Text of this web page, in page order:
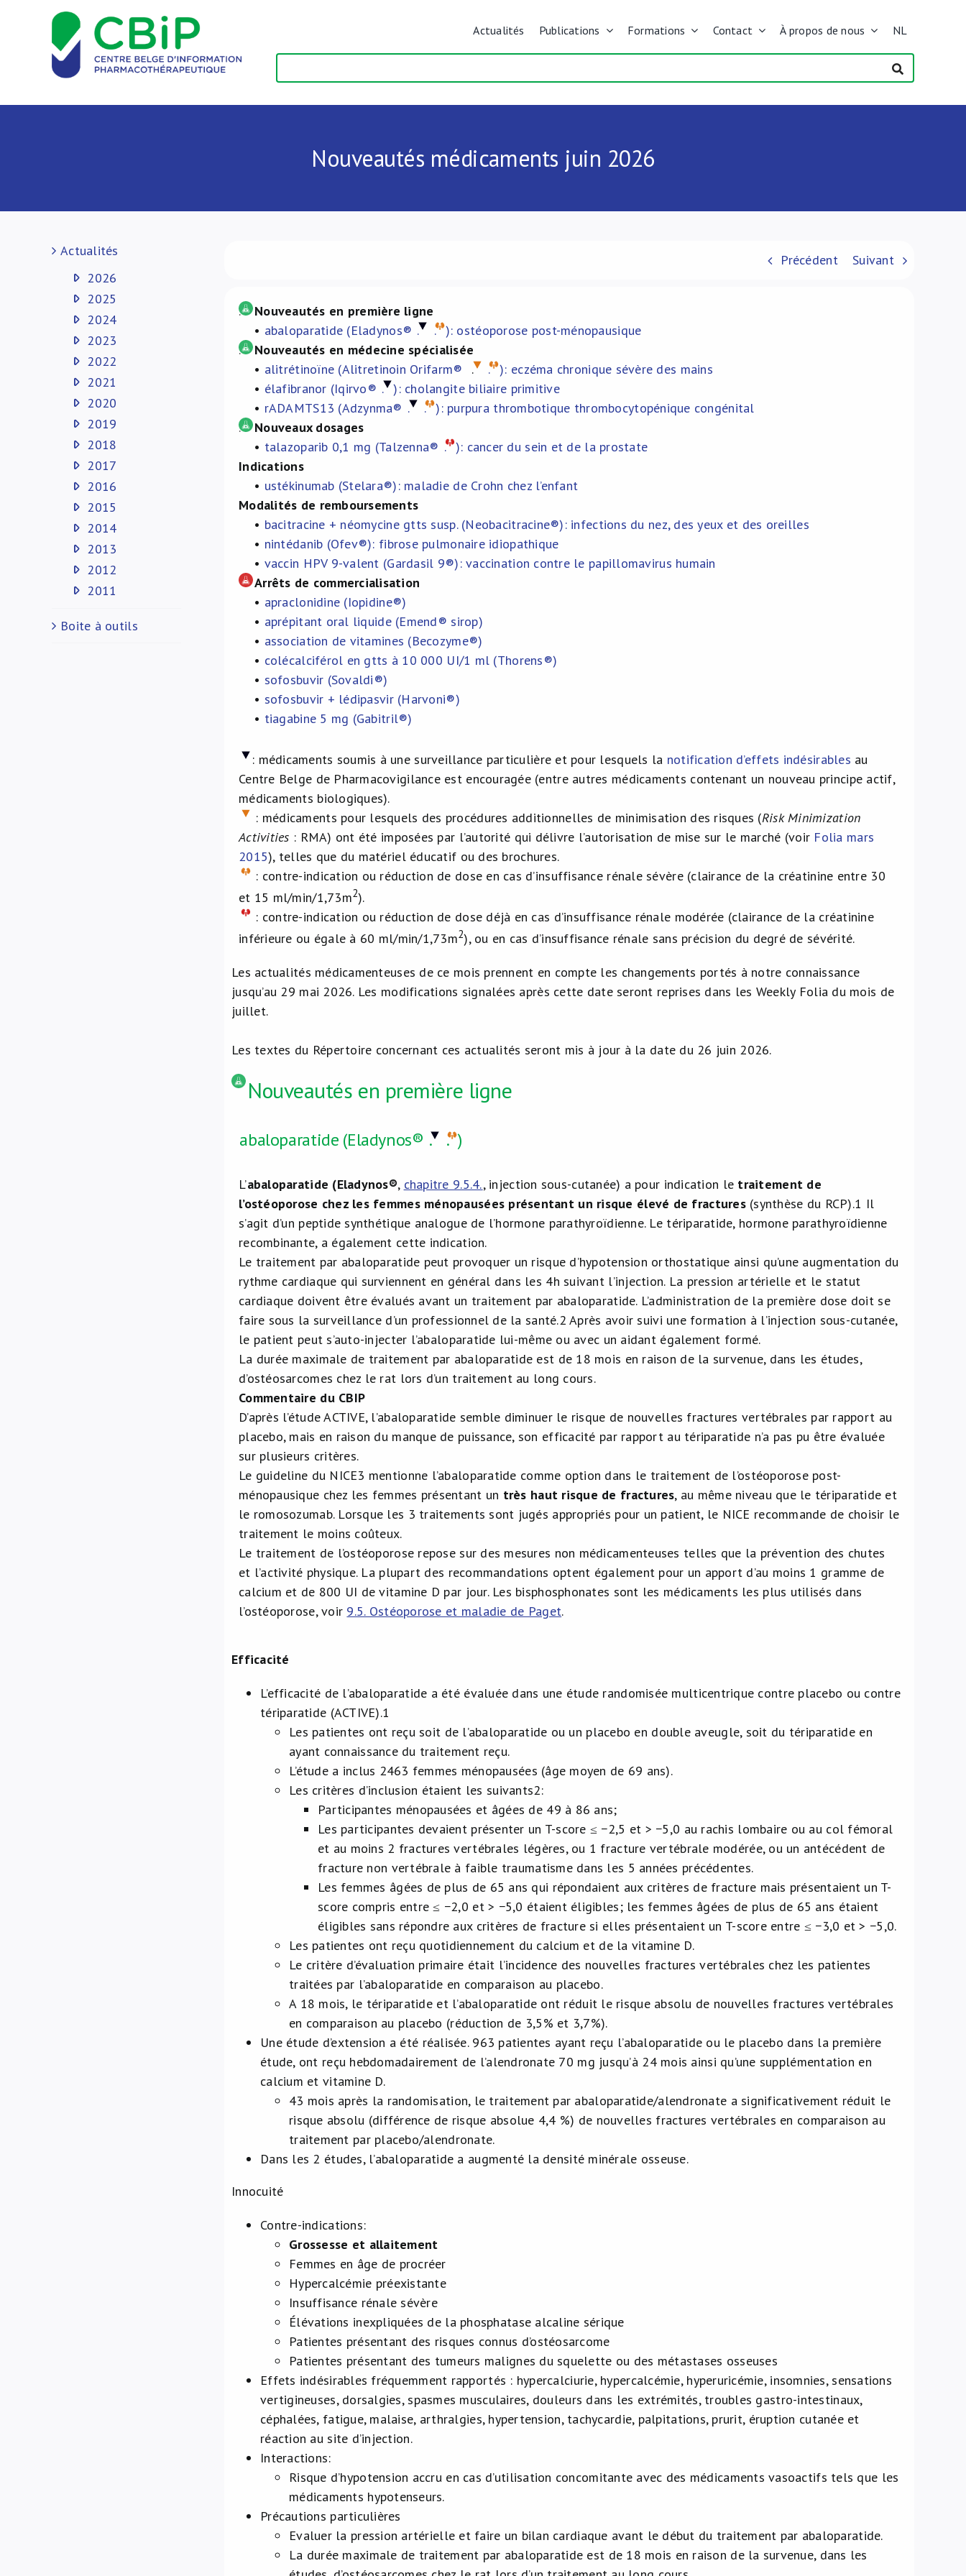
Actualités Publications Formations Contact À propos de nous NL
Nouveautés médicaments juin 2026
Précédent Suivant
.
Nouveautés en première ligne
• abaloparatide (Eladynos® . . ): ostéoporose post-ménopausique
.
Nouveautés en médecine spécialisée
• alitrétinoïne (Alitretinoin Orifarm® . . ): eczéma chronique sévère des mains
• élafibranor (Iqirvo® . ): cholangite biliaire primitive
• rADAMTS13 (Adzynma® . . ): purpura thrombotique thrombocytopénique congénital
.
Nouveaux dosages
• talazoparib 0,1 mg (Talzenna® . ): cancer du sein et de la prostate
Indications
• ustékinumab (Stelara®): maladie de Crohn chez l’enfant
Modalités de remboursements
• bacitracine + néomycine gtts susp. (Neobacitracine®): infections du nez, des yeux et des oreilles
• nintédanib (Ofev®): fibrose pulmonaire idiopathique
• vaccin HPV 9-valent (Gardasil 9®): vaccination contre le papillomavirus humain
Arrêts de commercialisation
• apraclonidine (Iopidine®)
• aprépitant oral liquide (Emend® sirop)
• association de vitamines (Becozyme®)
• colécalciférol en gtts à 10 000 UI/1 ml (Thorens®)
• sofosbuvir (Sovaldi®)
• sofosbuvir + lédipasvir (Harvoni®)
• tiagabine 5 mg (Gabitril®)
: médicaments soumis à une surveillance particulière et pour lesquels la notification d’effets indésirables au
Centre Belge de Pharmacovigilance est encouragée (entre autres médicaments contenant un nouveau principe actif,
médicaments biologiques).
: médicaments pour lesquels des procédures additionnelles de minimisation des risques (Risk Minimization
Activities : RMA) ont été imposées par l’autorité qui délivre l’autorisation de mise sur le marché (voir Folia mars
2015), telles que du matériel éducatif ou des brochures.
: contre-indication ou réduction de dose en cas d’insuffisance rénale sévère (clairance de la créatinine entre 30
et 15 ml/min/1,73m2).
: contre-indication ou réduction de dose déjà en cas d’insuffisance rénale modérée (clairance de la créatinine
inférieure ou égale à 60 ml/min/1,73m2), ou en cas d’insuffisance rénale sans précision du degré de sévérité.
Les actualités médicamenteuses de ce mois prennent en compte les changements portés à notre connaissance
jusqu’au 29 mai 2026. Les modifications signalées après cette date seront reprises dans les Weekly Folia du mois de
juillet.
Les textes du Répertoire concernant ces actualités seront mis à jour à la date du 26 juin 2026.
Nouveautés en première ligne
abaloparatide (Eladynos® . . )
L’abaloparatide (Eladynos®, chapitre 9.5.4., injection sous-cutanée) a pour indication le traitement de
l’ostéoporose chez les femmes ménopausées présentant un risque élevé de fractures(synthèse du RCP).1 Il
s’agit d’un peptide synthétique analogue de l’hormone parathyroïdienne. Le tériparatide, hormone parathyroïdienne
recombinante, a également cette indication.
Le traitement par abaloparatide peut provoquer un risque d’hypotension orthostatique ainsi qu’une augmentation du
rythme cardiaque qui surviennent en général dans les 4h suivant l’injection. La pression artérielle et le statut
cardiaque doivent être évalués avant un traitement par abaloparatide. L’administration de la première dose doit se
faire sous la surveillance d’un professionnel de la santé.2 Après avoir suivi une formation à l’injection sous-cutanée,
le patient peut s’auto-injecter l’abaloparatide lui-même ou avec un aidant également formé.
La durée maximale de traitement par abaloparatide est de 18 mois en raison de la survenue, dans les études,
d’ostéosarcomes chez le rat lors d’un traitement au long cours.
Commentaire du CBIP
D’après l’étude ACTIVE, l’abaloparatide semble diminuer le risque de nouvelles fractures vertébrales par rapport au
placebo, mais en raison du manque de puissance, son efficacité par rapport au tériparatide n’a pas pu être évaluée
sur plusieurs critères.
Le guideline du NICE3 mentionne l’abaloparatide comme option dans le traitement de l’ostéoporose post-
ménopausique chez les femmes présentant un très haut risque de fractures, au même niveau que le tériparatide et
le romosozumab. Lorsque les 3 traitements sont jugés appropriés pour un patient, le NICE recommande de choisir le
traitement le moins coûteux.
Le traitement de l’ostéoporose repose sur des mesures non médicamenteuses telles que la prévention des chutes
et l’activité physique. La plupart des recommandations optent également pour un apport d’au moins 1 gramme de
calcium et de 800 UI de vitamine D par jour. Les bisphosphonates sont les médicaments les plus utilisés dans
l’ostéoporose, voir 9.5. Ostéoporose et maladie de Paget.
Efficacité
L’efficacité de l’abaloparatide a été évaluée dans une étude randomisée multicentrique contre placebo ou contre
tériparatide (ACTIVE).1
Les patientes ont reçu soit de l’abaloparatide ou un placebo en double aveugle, soit du tériparatide en
ayant connaissance du traitement reçu.
L’étude a inclus 2463 femmes ménopausées (âge moyen de 69 ans).
Les critères d’inclusion étaient les suivants2:
Participantes ménopausées et âgées de 49 à 86 ans;
Les participantes devaient présenter un T-score ≤ −2,5 et > −5,0 au rachis lombaire ou au col fémoral
et au moins 2 fractures vertébrales légères, ou 1 fracture vertébrale modérée, ou un antécédent de
fracture non vertébrale à faible traumatisme dans les 5 années précédentes.
Les femmes âgées de plus de 65 ans qui répondaient aux critères de fracture mais présentaient un T-
score compris entre ≤ −2,0 et > −5,0 étaient éligibles; les femmes âgées de plus de 65 ans étaient
éligibles sans répondre aux critères de fracture si elles présentaient un T-score entre ≤ −3,0 et > −5,0.
Les patientes ont reçu quotidiennement du calcium et de la vitamine D.
Le critère d’évaluation primaire était l’incidence des nouvelles fractures vertébrales chez les patientes
traitées par l’abaloparatide en comparaison au placebo.
A 18 mois, le tériparatide et l’abaloparatide ont réduit le risque absolu de nouvelles fractures vertébrales
en comparaison au placebo (réduction de 3,5% et 3,7%).
Une étude d’extension a été réalisée. 963 patientes ayant reçu l’abaloparatide ou le placebo dans la première
étude, ont reçu hebdomadairement de l’alendronate 70 mg jusqu’à 24 mois ainsi qu’une supplémentation en
calcium et vitamine D.
43 mois après la randomisation, le traitement par abaloparatide/alendronate a significativement réduit le
risque absolu (différence de risque absolue 4,4 %) de nouvelles fractures vertébrales en comparaison au
traitement par placebo/alendronate.
Dans les 2 études, l’abaloparatide a augmenté la densité minérale osseuse.
Innocuité
Contre-indications:
Grossesse et allaitement
Femmes en âge de procréer
Hypercalcémie préexistante
Insuffisance rénale sévère
Élévations inexpliquées de la phosphatase alcaline sérique
Patientes présentant des risques connus d’ostéosarcome
Patientes présentant des tumeurs malignes du squelette ou des métastases osseuses
Effets indésirables fréquemment rapportés : hypercalciurie, hypercalcémie, hyperuricémie, insomnies, sensations
vertigineuses, dorsalgies, spasmes musculaires, douleurs dans les extrémités, troubles gastro-intestinaux,
céphalées, fatigue, malaise, arthralgies, hypertension, tachycardie, palpitations, prurit, éruption cutanée et
réaction au site d’injection.
Interactions:
Risque d’hypotension accru en cas d’utilisation concomitante avec des médicaments vasoactifs tels que les
médicaments hypotenseurs.
Précautions particulières
Evaluer la pression artérielle et faire un bilan cardiaque avant le début du traitement par abaloparatide.
La durée maximale de traitement par abaloparatide est de 18 mois en raison de la survenue, dans les
Actualités
2026
2025
2024
2023
2022
2021
2020
2019
2018
2017
2016
2015
2014
2013
2012
2011
Boite à outils